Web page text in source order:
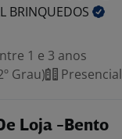
BRINQUEDOS
1 e 3 anos
Grau)
Presencial
Loja -Bento